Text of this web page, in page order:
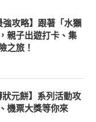
強攻略】跟著「水獺
親子出遊打卡、集
之旅！
狀元餅】系列活動攻
機票大獎等你來